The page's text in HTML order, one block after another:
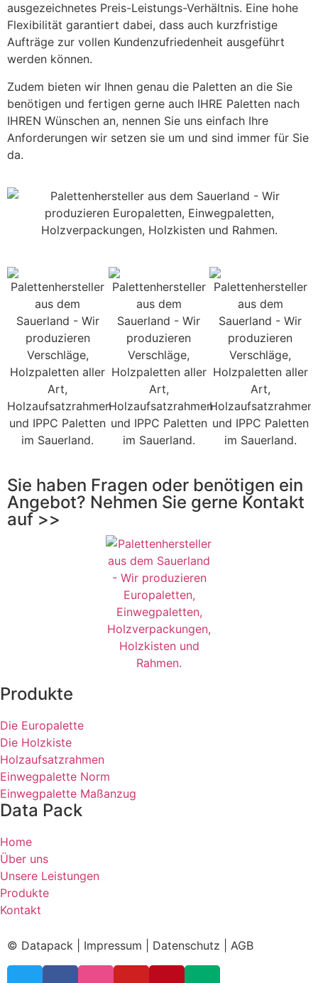
ausgezeichnetes Preis-Leistungs-Verhältnis. Eine hohe
Flexibilität garantiert dabei, dass auch kurzfristige
Aufträge zur vollen Kundenzufriedenheit ausgeführt
werden können.
Zudem bieten wir Ihnen genau die Paletten an die Sie
benötigen und fertigen gerne auch IHRE Paletten nach
IHREN Wünschen an, nennen Sie uns einfach Ihre
Anforderungen wir setzen sie um und sind immer für Sie
da.
Sie haben Fragen oder benötigen ein
Angebot? Nehmen Sie gerne Kontakt
auf >>
Produkte
Die Europalette
Die Holzkiste
Holzaufsatzrahmen
Einwegpalette Norm
Einwegpalette Maßanzug
Data Pack
Home
Über uns
Unsere Leistungen
Produkte
Kontakt
© Datapack | Impressum Datenschutz AGB